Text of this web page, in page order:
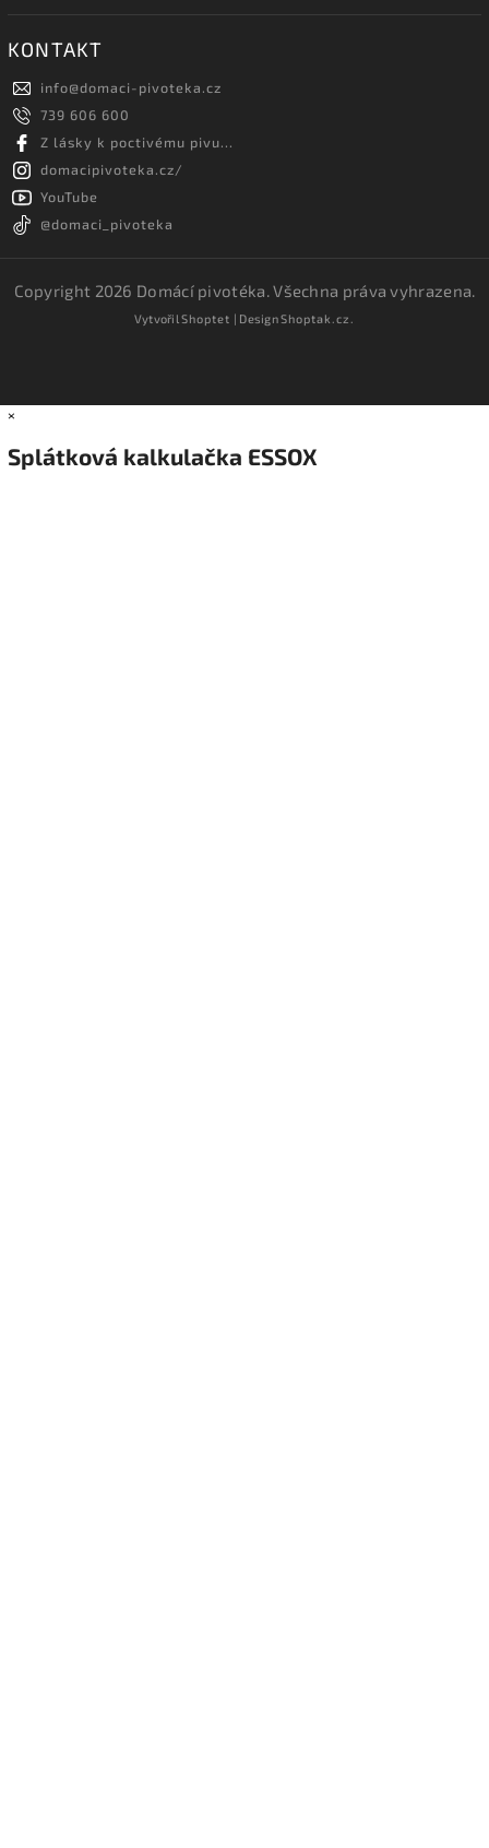
KONTAKT
info@domaci-pivoteka.cz
739 606 600
Z lásky k poctivému pivu...
domacipivoteka.cz/
YouTube
@domaci_pivoteka
Copyright 2026 Domácí pivotéka . Všechna práva vyhrazena.
VytvořilShoptet | DesignShoptak.cz.
×
Splátková kalkulačka ESSOX